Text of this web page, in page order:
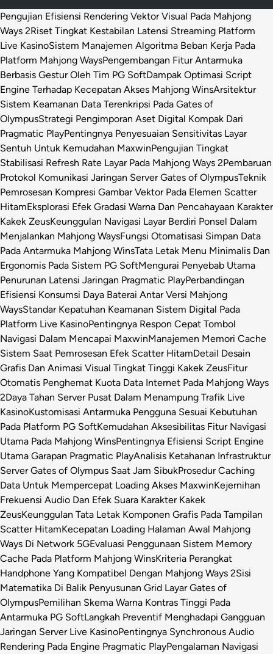
Pengujian Efisiensi Rendering Vektor Visual Pada Mahjong
Ways 2Riset Tingkat Kestabilan Latensi Streaming Platform
Live KasinoSistem Manajemen Algoritma Beban Kerja Pada
Platform Mahjong WaysPengembangan Fitur Antarmuka
Berbasis Gestur Oleh Tim PG SoftDampak Optimasi Script
Engine Terhadap Kecepatan Akses Mahjong WinsArsitektur
Sistem Keamanan Data Terenkripsi Pada Gates of
OlympusStrategi Pengimporan Aset Digital Kompak Dari
Pragmatic PlayPentingnya Penyesuaian Sensitivitas Layar
Sentuh Untuk Kemudahan MaxwinPengujian Tingkat
Stabilisasi Refresh Rate Layar Pada Mahjong Ways 2Pembaruan
Protokol Komunikasi Jaringan Server Gates of OlympusTeknik
Pemrosesan Kompresi Gambar Vektor Pada Elemen Scatter
HitamEksplorasi Efek Gradasi Warna Dan Pencahayaan Karakter
Kakek ZeusKeunggulan Navigasi Layar Berdiri Ponsel Dalam
Menjalankan Mahjong WaysFungsi Otomatisasi Simpan Data
Pada Antarmuka Mahjong WinsTata Letak Menu Minimalis Dan
Ergonomis Pada Sistem PG SoftMengurai Penyebab Utama
Penurunan Latensi Jaringan Pragmatic PlayPerbandingan
Efisiensi Konsumsi Daya Baterai Antar Versi Mahjong
WaysStandar Kepatuhan Keamanan Sistem Digital Pada
Platform Live KasinoPentingnya Respon Cepat Tombol
Navigasi Dalam Mencapai MaxwinManajemen Memori Cache
Sistem Saat Pemrosesan Efek Scatter HitamDetail Desain
Grafis Dan Animasi Visual Tingkat Tinggi Kakek ZeusFitur
Otomatis Penghemat Kuota Data Internet Pada Mahjong Ways
2Daya Tahan Server Pusat Dalam Menampung Trafik Live
KasinoKustomisasi Antarmuka Pengguna Sesuai Kebutuhan
Pada Platform PG SoftKemudahan Aksesibilitas Fitur Navigasi
Utama Pada Mahjong WinsPentingnya Efisiensi Script Engine
Utama Garapan Pragmatic PlayAnalisis Ketahanan Infrastruktur
Server Gates of Olympus Saat Jam SibukProsedur Caching
Data Untuk Mempercepat Loading Akses MaxwinKejernihan
Frekuensi Audio Dan Efek Suara Karakter Kakek
ZeusKeunggulan Tata Letak Komponen Grafis Pada Tampilan
Scatter HitamKecepatan Loading Halaman Awal Mahjong
Ways Di Network 5GEvaluasi Penggunaan Sistem Memory
Cache Pada Platform Mahjong WinsKriteria Perangkat
Handphone Yang Kompatibel Dengan Mahjong Ways 2Sisi
Matematika Di Balik Penyusunan Grid Layar Gates of
OlympusPemilihan Skema Warna Kontras Tinggi Pada
Antarmuka PG SoftLangkah Preventif Menghadapi Gangguan
Jaringan Server Live KasinoPentingnya Synchronous Audio
Rendering Pada Engine Pragmatic PlayPengalaman Navigasi